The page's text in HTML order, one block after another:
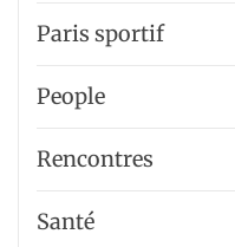
Paris sportif
People
Rencontres
Santé